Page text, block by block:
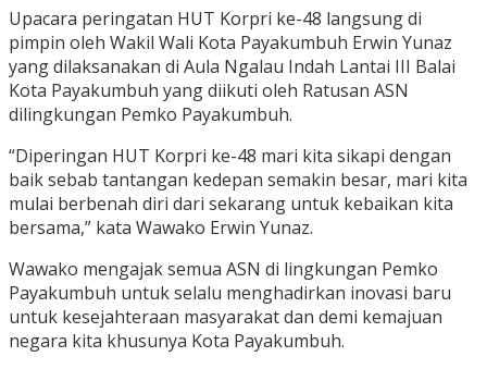
Upacara peringatan HUT Korpri ke-48 langsung di
pimpin oleh Wakil Wali Kota Payakumbuh Erwin Yunaz
yang dilaksanakan di Aula Ngalau Indah Lantai III Balai
Kota Payakumbuh yang diikuti oleh Ratusan ASN
dilingkungan Pemko Payakumbuh.
“Diperingan HUT Korpri ke-48 mari kita sikapi dengan
baik sebab tantangan kedepan semakin besar, mari kita
mulai berbenah diri dari sekarang untuk kebaikan kita
bersama,” kata Wawako Erwin Yunaz.
Wawako mengajak semua ASN di lingkungan Pemko
Payakumbuh untuk selalu menghadirkan inovasi baru
untuk kesejahteraan masyarakat dan demi kemajuan
negara kita khusunya Kota Payakumbuh.